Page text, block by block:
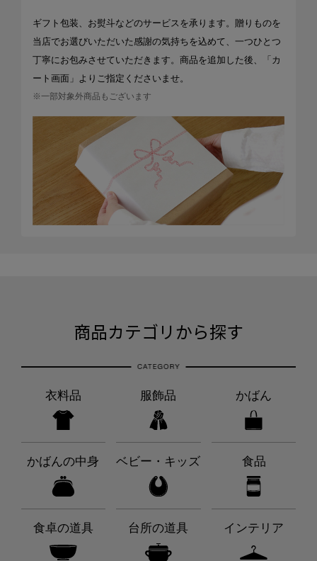
ギフト包装、お熨斗などのサービスを承ります。贈りものを
当店でお選びいただいた感謝の気持ちを込めて、一つひとつ
丁寧にお包みさせていただきます。商品を追加した後、「カ
ート画面」よりご指定くださいませ。
※一部対象外商品もございます
商品カテゴリから探す
衣料品 服飾品 かばん
かばんの中身 ベビー・キッズ 食品
食卓の道具 台所の道具 インテリア